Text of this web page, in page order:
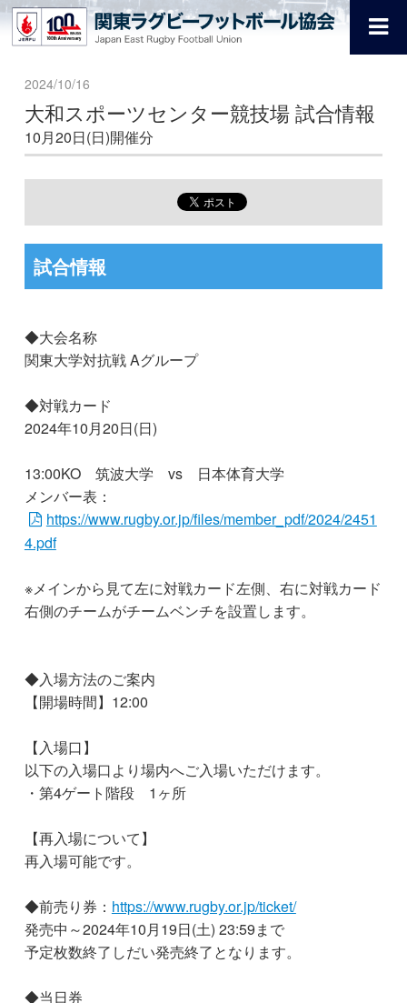
2024/10/16
大和スポーツセンター競技場 試合情報
10月20日(日)開催分
試合情報
◆大会名称
関東大学対抗戦 Aグループ
◆対戦カード
2024年10月20日(日)
13:00KO 筑波大学 vs 日本体育大学
メンバー表：
https://www.rugby.or.jp/files/member_pdf/2024/2451
4.pdf
※メインから見て左に対戦カード左側、右に対戦カード
右側のチームがチームベンチを設置します。
◆入場方法のご案内
【開場時間】12:00
【入場口】
以下の入場口より場内へご入場いただけます。
・第4ゲート階段 1ヶ所
【再入場について】
再入場可能です。
◆前売り券： https://www.rugby.or.jp/ticket/
発売中～2024年10月19日(土) 23:59まで
予定枚数終了しだい発売終了となります。
◆当日券